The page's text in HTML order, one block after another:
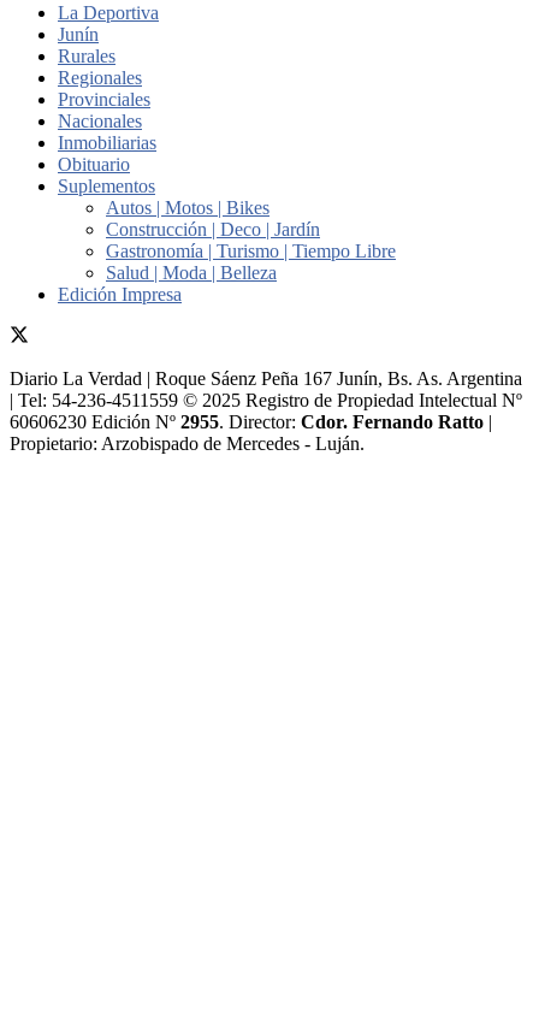
La Deportiva
Junín
Rurales
Regionales
Provinciales
Nacionales
Inmobiliarias
Obituario
Suplementos
Autos | Motos | Bikes
Construcción | Deco | Jardín
Gastronomía | Turismo | Tiempo Libre
Salud | Moda | Belleza
Edición Impresa
Diario La Verdad | Roque Sáenz Peña 167 Junín, Bs. As. Argentina
| Tel: 54-236-4511559 © 2025 Registro de Propiedad Intelectual Nº
60606230 Edición Nº 2955. Director:​ Cdor. Fernando Ratto |
Propietario:​ Arzobispado de Mercedes - Luján.